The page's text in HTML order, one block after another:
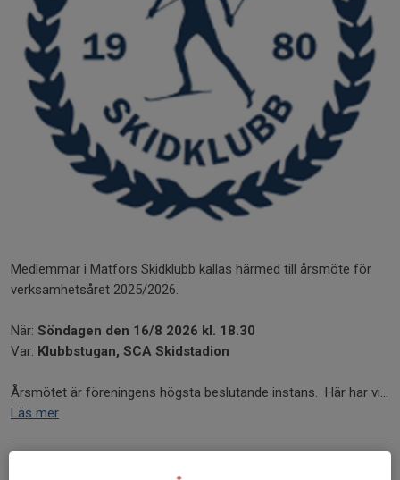
Medlemmar i Matfors Skidklubb kallas härmed till årsmöte för
verksamhetsåret 2025/2026.
När: Söndagen den 16/8 2026 kl. 18.30
Var: Klubbstugan, SCA Skidstadion
Årsmötet är föreningens högsta beslutande instans. Här har vi...
Läs mer
Årets Eldsjäl i Matfors